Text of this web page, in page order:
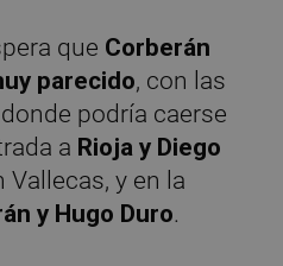
que Corberán
parecido, con las
podría caerse
a Rioja y Diego
Vallecas, y en la
y Hugo Duro.